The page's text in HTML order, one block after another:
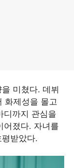
미쳤다. 데뷔
화제성을 몰고
디까지 관심을
어졌다. 자녀를
받았다.